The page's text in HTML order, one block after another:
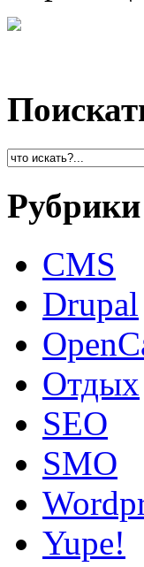
Рубрики
CMS
Drupal
Oтдых
SEO
SMO
Yupe!